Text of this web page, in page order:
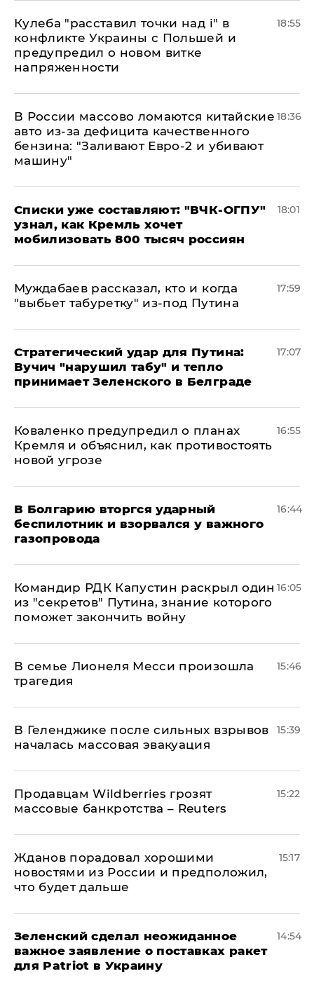
Кулеба "расставил точки над і" в
конфликте Украины с Польшей и
предупредил о новом витке
напряженности
18:55
В России массово ломаются китайские
авто из-за дефицита качественного
бензина: "Заливают Евро-2 и убивают
машину"
18:36
Списки уже составляют: "ВЧК-ОГПУ"
узнал, как Кремль хочет
мобилизовать 800 тысяч россиян
18:01
Муждабаев рассказал, кто и когда
"выбьет табуретку" из-под Путина
17:59
Стратегический удар для Путина:
Вучич "нарушил табу" и тепло
принимает Зеленского в Белграде
17:07
Коваленко предупредил о планах
Кремля и объяснил, как противостоять
новой угрозе
16:55
В Болгарию вторгся ударный
беспилотник и взорвался у важного
газопровода
16:44
Командир РДК Капустин раскрыл один
из "секретов" Путина, знание которого
поможет закончить войну
16:05
В семье Лионеля Месси произошла
трагедия
15:46
В Геленджике после сильных взрывов
началась массовая эвакуация
15:39
Продавцам Wildberries грозят
массовые банкротства – Reuters
15:22
Жданов порадовал хорошими
новостями из России и предположил,
что будет дальше
15:17
Зеленский сделал неожиданное
важное заявление о поставках ракет
для Patriot в Украину
14:54